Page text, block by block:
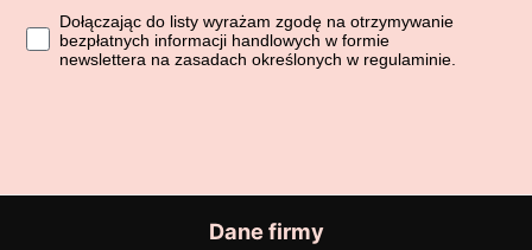
Dołączając do listy wyrażasz zgodę na otrzymywanie
Dołączając do listy wyrażam zgodę na otrzymywanie
bezpłatnych informacji handlowych w formie
newslettera na zasadach określonych w regulaminie.
Dane firmy